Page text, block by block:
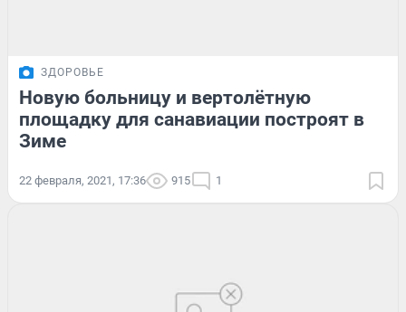
ЗДОРОВЬЕ
Новую больницу и вертолётную
площадку для санавиации построят в
Зиме
22 февраля, 2021, 17:36 915 1